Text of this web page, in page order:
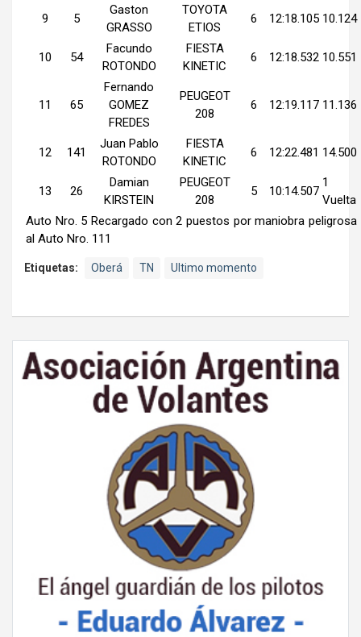
9 5
Gaston
GRASSO
TOYOTA
ETIOS
6 12:18.105 10.124
10 54
Facundo
ROTONDO
FIESTA
KINETIC
6 12:18.532 10.551
11 65
Fernando
GOMEZ
FREDES
PEUGEOT
208
6 12:19.117 11.136
12 141
Juan Pablo
ROTONDO
FIESTA
KINETIC
6 12:22.481 14.500
13 26
Damian
KIRSTEIN
PEUGEOT
208
5 10:14.507
1
Vuelta
Auto Nro. 5 Recargado con 2 puestos por maniobra peligrosa
al Auto Nro. 111
Etiquetas: Oberá TN Ultimo momento